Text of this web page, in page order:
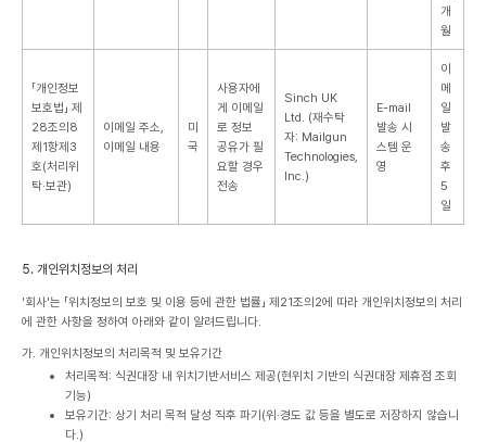
개
월
「개인정보
보호법」 제
28조의8
제1항제3
호(처리위
탁·보관)
이메일 주소,
이메일 내용
미
국
사용자에
게 이메일
로 정보
공유가 필
요할 경우
전송
Sinch UK
Ltd. (재수탁
자: Mailgun
Technologies,
Inc.)
E-mail
발송 시
스템 운
영
이
메
일
발
송
후
5
일
5. 개인위치정보의 처리
'회사'는 「위치정보의 보호 및 이용 등에 관한 법률」 제21조의2에 따라 개인위치정보의 처리
에 관한 사항을 정하여 아래와 같이 알려드립니다.
가. 개인위치정보의 처리목적 및 보유기간
처리목적: 식권대장 내 위치기반서비스 제공(현위치 기반의 식권대장 제휴점 조회
기능)
보유기간: 상기 처리 목적 달성 직후 파기(위·경도 값 등을 별도로 저장하지 않습니
다.)